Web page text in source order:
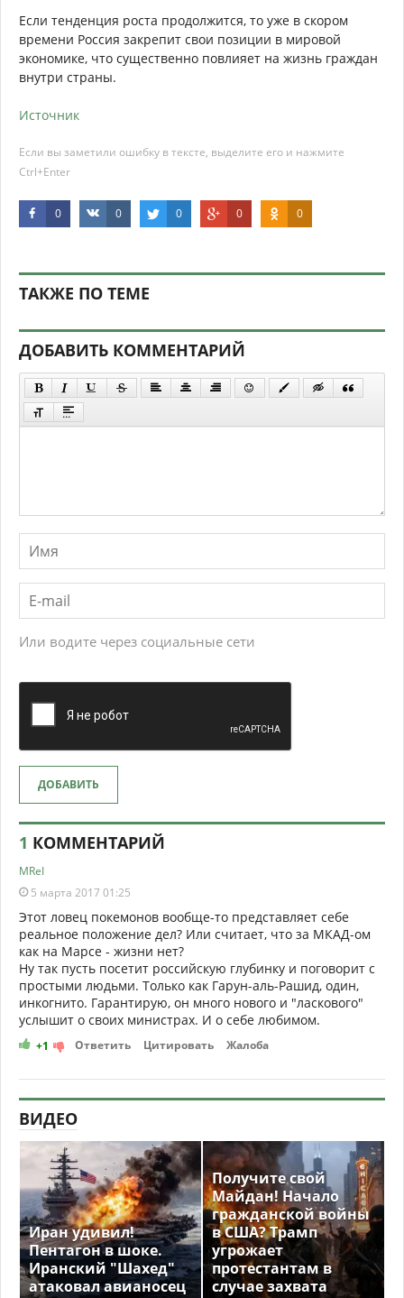
Если тенденция роста продолжится, то уже в скором
времени Россия закрепит свои позиции в мировой
экономике, что существенно повлияет на жизнь граждан
внутри страны.
Источник
Если вы заметили ошибку в тексте, выделите его и нажмите
Ctrl+Enter
0 0 0 0 0
ТАКЖЕ ПО ТЕМЕ
ДОБАВИТЬ КОММЕНТАРИЙ
Или водите через социальные сети
ДОБАВИТЬ
1 КОММЕНТАРИЙ
MReI
5 марта 2017 01:25
Этот ловец покемонов вообще-то представляет себе
реальное положение дел? Или считает, что за МКАД-ом
как на Марсе - жизни нет?
Ну так пусть посетит российскую глубинку и поговорит с
простыми людьми. Только как Гарун-аль-Рашид, один,
инкогнито. Гарантирую, он много нового и "ласкового"
услышит о своих министрах. И о себе любимом.
+1 Ответить Цитировать Жалоба
ВИДЕО
Иран удивил!
Пентагон в шоке.
Иранский "Шахед"
атаковал авианосец
Получите свой
Майдан! Начало
гражданской войны
в США? Трамп
угрожает
протестантам в
случае захвата